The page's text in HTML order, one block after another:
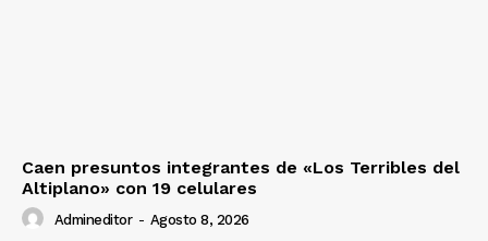
Caen presuntos integrantes de «Los Terribles del
Altiplano» con 19 celulares
Admineditor - Agosto 8, 2026